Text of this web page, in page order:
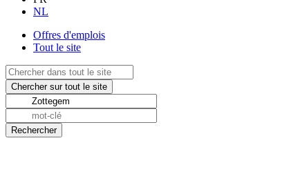
NL
Offres d'emplois
Tout le site